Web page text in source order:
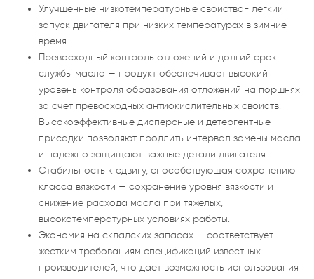
Улучшенные низкотемпературные свойства- легкий
запуск двигателя при низких температурах в зимние
время
Превосходный контроль отложений и долгий срок
службы масла — продукт обеспечивает высокий
уровень контроля образования отложений на поршнях
за счет превосходных антиокислительных свойств.
Высокоэффективные дисперсные и детергентные
присадки позволяют продлить интервал замены масла
и надежно защищают важные детали двигателя.
Стабильность к сдвигу, способствующая сохранению
класса вязкости — сохранение уровня вязкости и
снижение расхода масла при тяжелых,
высокотемпературных условиях работы.
Экономия на складских запасах — соответствует
жестким требованиям спецификаций известных
производителей, что дает возможность использования